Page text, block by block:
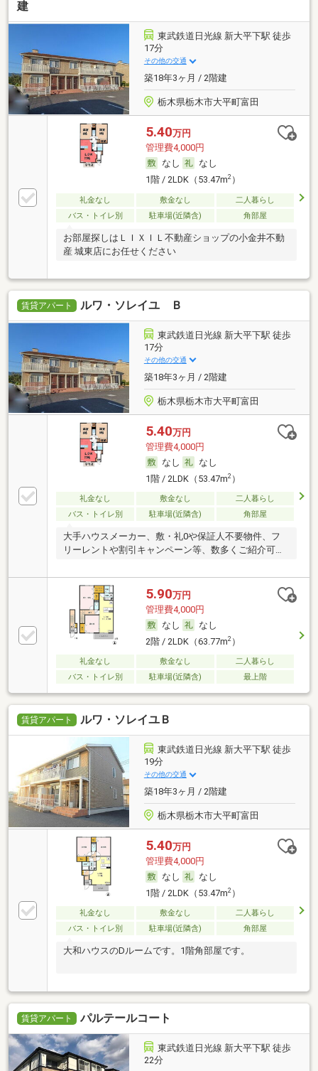
建
東武鉄道日光線 新大平下駅 徒歩
17分
その他の交通
築18年3ヶ月 / 2階建
栃木県栃木市大平町富田
5.40万円
管理費4,000円
なし
なし
1階 / 2LDK（53.47m2）
礼金なし 敷金なし
二人暮らし
バス・トイレ別
駐車場(近隣含) 角部屋
お部屋探しはＬＩＸＩＬ不動産ショップの小金井不動
産 城東店にお任せください
賃貸アパート ルワ・ソレイユ Ｂ
東武鉄道日光線 新大平下駅 徒歩
17分
その他の交通
築18年3ヶ月 / 2階建
栃木県栃木市大平町富田
5.40万円
管理費4,000円
なし
なし
1階 / 2LDK（53.47m2）
礼金なし 敷金なし
二人暮らし
バス・トイレ別
駐車場(近隣含) 角部屋
大手ハウスメーカー、敷・礼0や保証人不要物件、フ
リーレントや割引キャンペーン等、数多くご紹介可能
5.90万円
管理費4,000円
なし
なし
2階 / 2LDK（63.77m2）
礼金なし 敷金なし
二人暮らし
バス・トイレ別
駐車場(近隣含) 最上階
賃貸アパート ルワ・ソレイユＢ
東武鉄道日光線 新大平下駅 徒歩
19分
その他の交通
築18年3ヶ月 / 2階建
栃木県栃木市大平町富田
5.40万円
管理費4,000円
なし
なし
1階 / 2LDK（53.47m2）
礼金なし 敷金なし
二人暮らし
バス・トイレ別
駐車場(近隣含) 角部屋
大和ハウスのDルームです。1階角部屋です。
賃貸アパート パルテールコート
東武鉄道日光線 新大平下駅 徒歩
22分